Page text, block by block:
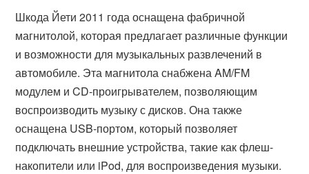
Шкода Йети 2011 года оснащена фабричной
магнитолой, которая предлагает различные функции
и возможности для музыкальных развлечений в
автомобиле. Эта магнитола снабжена AM/FM
модулем и CD-проигрывателем, позволяющим
воспроизводить музыку с дисков. Она также
оснащена USB-портом, который позволяет
подключать внешние устройства, такие как флеш-
накопители или iPod, для воспроизведения музыки.